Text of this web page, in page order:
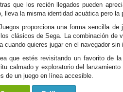
que los recién llegados pueden
lleva la misma identidad acuática pero la
proporciona una forma sencilla
clásicos de Sega. La combinación de
cuando quieres jugar en el navegador
que estés revisitando un favorito de
calmado y exploratorio del
de un juego en línea accesible.